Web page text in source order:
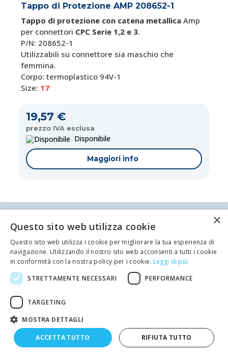
Tappo di Protezione AMP 208652-1
Tappo di protezione con catena metallicaAmp
per connettori CPC Serie 1,2 e 3.
P/N: 208652-1
Utilizzabili su connettore sia maschio che
femmina.
Corpo: termoplastico 94V-1
Size: 17
19,57 €
prezzo IVA esclusa
Disponibile
Maggiori info
Antei & Paolucci S.r.l. Via Bologna, 70 A-B-C-D La
Spezia
P.IVA/C.F. 00209350115 Capitale sociale: €
84.500,00 Azienda iscritta al registro delle imprese
di La Spezia con il numero REA 62679
Privacy policy
Cookie Policy
Telefono: 0187 502359
Scrivi una mail al nostro staff +
developed by
Restituisci articoli
×
Questo sito web utilizza cookie
Questo sito web utilizza i cookie per migliorare la tua esperienza di
navigazione. Utilizzando il nostro sito web acconsenti a tutti i cookie
in conformità con la nostra policy per i cookie. Leggi di più
STRETTAMENTE NECESSARI
PERFORMANCE
TARGETING
MOSTRA DETTAGLI
ACCETTA TUTTO RIFIUTA TUTTO